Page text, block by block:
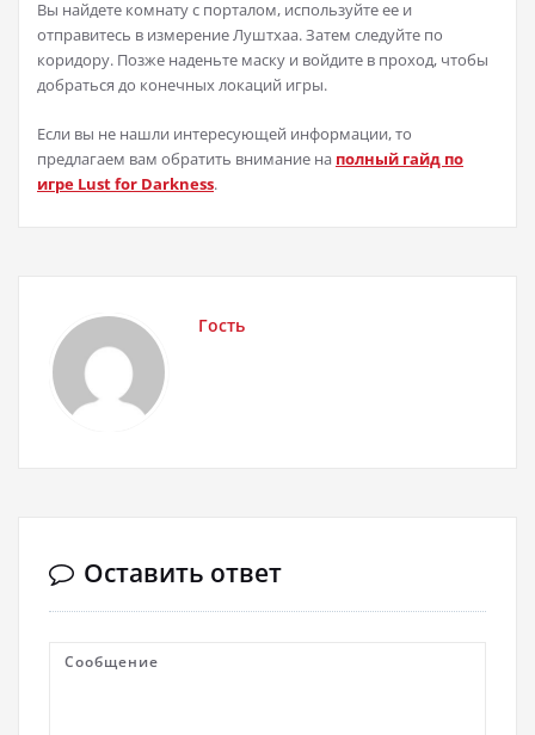
Вы найдете комнату с порталом, используйте ее и
отправитесь в измерение Луштхаа. Затем следуйте по
коридору. Позже наденьте маску и войдите в проход, чтобы
добраться до конечных локаций игры.
Если вы не нашли интересующей информации, то
предлагаем вам обратить внимание на полный гайд по
игре Lust for Darkness.
Гость
Оставить ответ